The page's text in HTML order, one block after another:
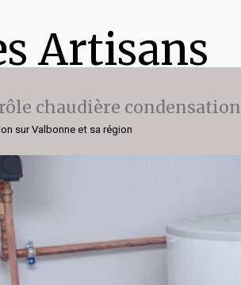
Artisans
chaudière condensation
sur Valbonne et sa région